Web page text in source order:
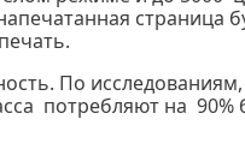
страница
По
потребляют на